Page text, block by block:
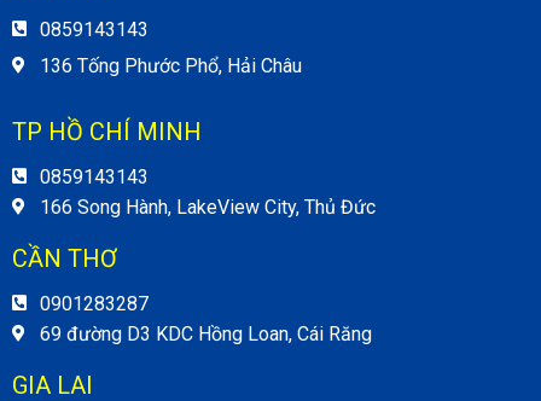
0859143143
136 Tống Phước Phổ, Hải Châu
TP HỒ CHÍ MINH
0859143143
166 Song Hành, LakeView City, Thủ Đức
CẦN THƠ
0901283287
69 đường D3 KDC Hồng Loan, Cái Răng
GIA LAI